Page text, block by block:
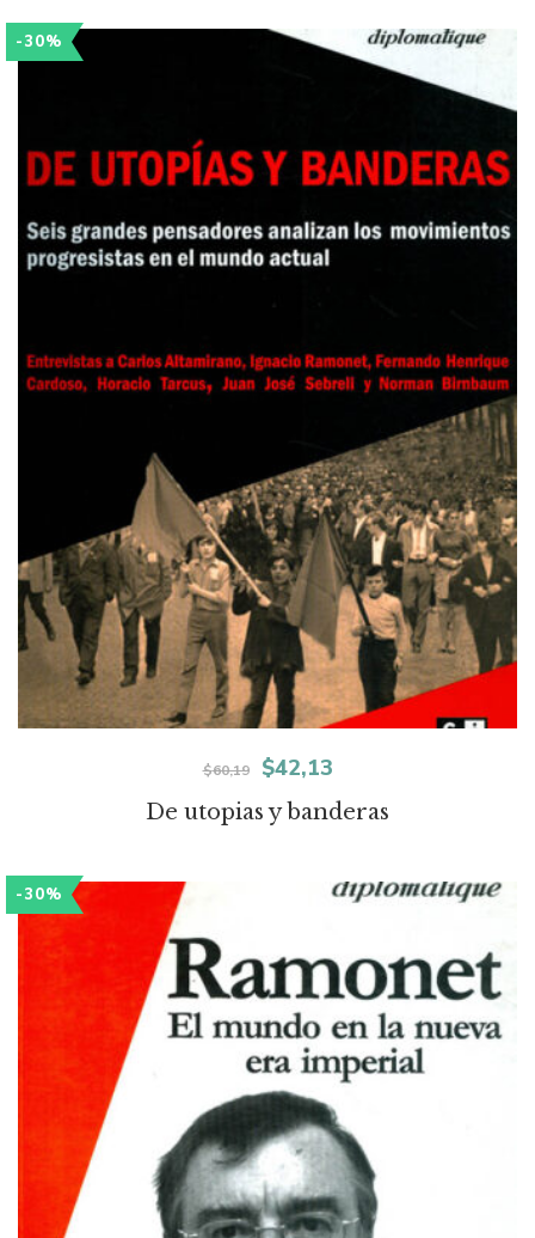
-30%
De utopias y banderas
$60,19
El
precio
$42,13El
precio
es:
-30%